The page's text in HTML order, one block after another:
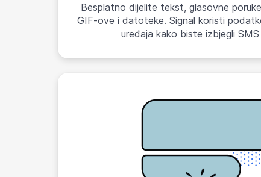
Besplatno dijelite tekst, glasovne
GIF-ove i datoteke. Signal koristi
uređaja kako biste izbjegli